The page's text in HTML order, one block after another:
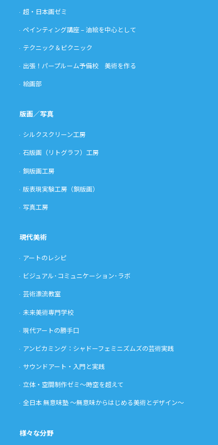
超・日本画ゼミ
ペインティング講座 – 油絵を中心として
テクニック＆ピクニック
出張！パープルーム予備校 美術を作る
絵画部
版画／写真
シルクスクリーン工房
石版画（リトグラフ）工房
銅版画工房
版表現実験工房（銅版画）
写真工房
現代美術
アートのレシピ
ビジュアル･コミュニケーション･ラボ
芸術漂流教室
未来美術専門学校
現代アートの勝手口
アンビカミング：シャドーフェミニズムズの芸術実践
サウンドアート・入門と実践
立体・空間制作ゼミ〜時空を超えて
全日本 無意味塾 〜無意味からはじめる美術とデザイン〜
様々な分野